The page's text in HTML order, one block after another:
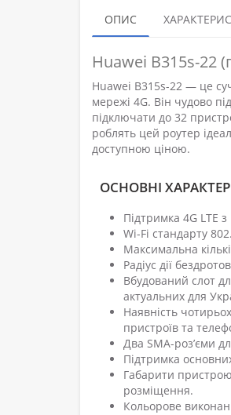
ОПИС
Huawei B315s-22
Huawei B315s-22 — це
мережі 4G. Він чудово
підключати до 32
роблять цей роутер
доступною ціною.
ОСНОВНІ
Підтримка 4G LTE
Wi-Fi стандарту
Максимальна
Радіус дії
Вбудований слот
актуальних для
Наявність
пристроїв та
Два SMA-роз’єми
Підтримка
Габарити
розміщення.
Кольорове